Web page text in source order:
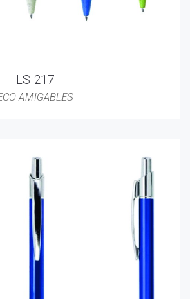
LS-217
AMIGABLES